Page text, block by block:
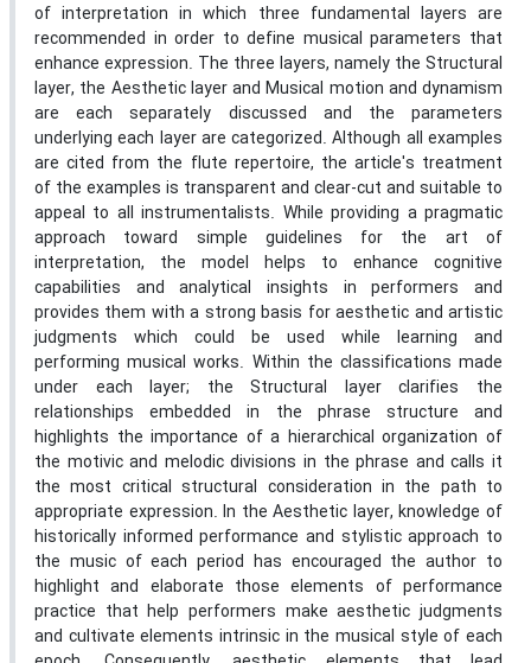
of interpretation in which three fundamental layers are
recommended in order to define musical parameters that
enhance expression. The three layers, namely the Structural
layer, the Aesthetic layer and Musical motion and dynamism
are each separately discussed and the parameters
underlying each layer are categorized. Although all examples
are cited from the flute repertoire, the article's treatment
of the examples is transparent and clear-cut and suitable to
appeal to all instrumentalists. While providing a pragmatic
approach toward simple guidelines for the art of
interpretation, the model helps to enhance cognitive
capabilities and analytical insights in performers and
provides them with a strong basis for aesthetic and artistic
judgments which could be used while learning and
performing musical works. Within the classifications made
under each layer; the Structural layer clarifies the
relationships embedded in the phrase structure and
highlights the importance of a hierarchical organization of
the motivic and melodic divisions in the phrase and calls it
the most critical structural consideration in the path to
appropriate expression. In the Aesthetic layer, knowledge of
historically informed performance and stylistic approach to
the music of each period has encouraged the author to
highlight and elaborate those elements of performance
practice that help performers make aesthetic judgments
and cultivate elements intrinsic in the musical style of each